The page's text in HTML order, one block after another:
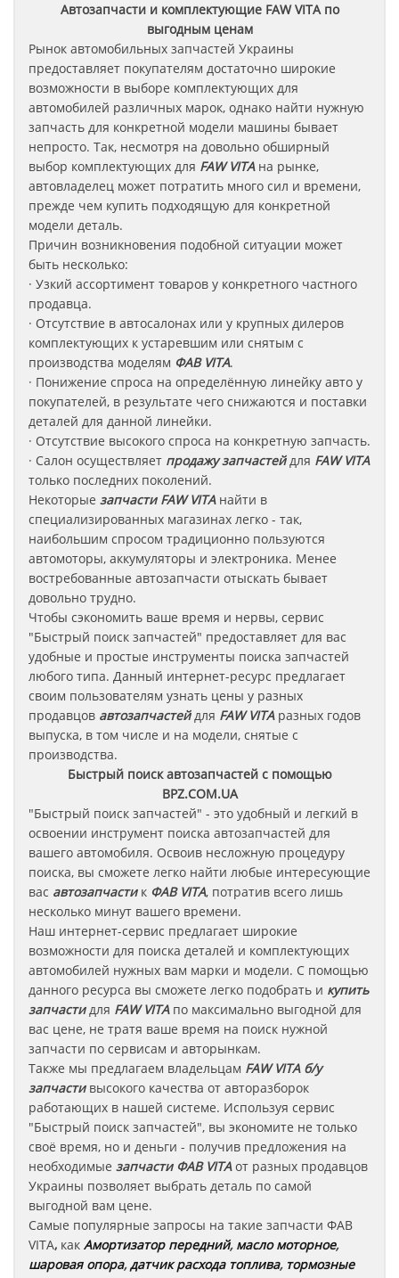
Автозапчасти и комплектующие FAWVITAпо
выгодным ценам
Рынок автомобильных запчастей Украины
предоставляет покупателям достаточно широкие
возможности в выборе комплектующих для
автомобилей различных марок, однако найти нужную
запчасть для конкретной модели машины бывает
непросто. Так, несмотря на довольно обширный
выбор комплектующих для FAW VITAна рынке,
автовладелец может потратить много сил и времени,
прежде чем купить подходящую для конкретной
модели деталь.
Причин возникновения подобной ситуации может
быть несколько:
· Узкий ассортимент товаров у конкретного частного
продавца.
· Отсутствие в автосалонах или у крупных дилеров
комплектующих к устаревшим или снятым с
производства моделям ФАВVITA.
· Понижение спроса на определённую линейку авто у
покупателей, в результате чего снижаются и поставки
деталей для данной линейки.
· Отсутствие высокого спроса на конкретную запчасть.
· Салон осуществляет продажу запчастейдля FAW VITA
только последних поколений.
Некоторые запчасти FAW VITAнайти в
специализированных магазинах легко - так,
наибольшим спросом традиционно пользуются
автомоторы, аккумуляторы и электроника. Менее
востребованные автозапчасти отыскать бывает
довольно трудно.
Чтобы сэкономить ваше время и нервы, сервис
"Быстрый поиск запчастей" предоставляет для вас
удобные и простые инструменты поиска запчастей
любого типа. Данный интернет-ресурс предлагает
своим пользователям узнать цены у разных
продавцов автозапчастейдля FAW VITAразных годов
выпуска, в том числе и на модели, снятые с
производства.
Быстрый поиск автозапчастей с помощью
BPZ.COM.UA
"Быстрый поиск запчастей" - это удобный и легкий в
освоении инструмент поиска автозапчастей для
вашего автомобиля. Освоив несложную процедуру
поиска, вы сможете легко найти любые интересующие
вас автозапчастик ФАВ VITA, потратив всего лишь
несколько минут вашего времени.
Наш интернет-сервис предлагает широкие
возможности для поиска деталей и комплектующих
автомобилей нужных вам марки и модели. С помощью
данного ресурса вы сможете легко подобрать и купить
запчастидля FAW VITAпо максимально выгодной для
вас цене, не тратя ваше время на поиск нужной
запчасти по сервисам и авторынкам.
Также мы предлагаем владельцам FAW VITAб/у
запчастивысокого качества от авторазборок
работающих в нашей системе. Используя сервис
"Быстрый поиск запчастей", вы экономите не только
своё время, но и деньги - получив предложения на
необходимые запчастиФАВ VITAот разных продавцов
Украины позволяет выбрать деталь по самой
выгодной вам цене.
Самые популярные запросы на такие запчасти ФАВ
VITA, как Амортизатор передний, масло моторное,
шаровая опора,датчик расхода топлива, тормозные